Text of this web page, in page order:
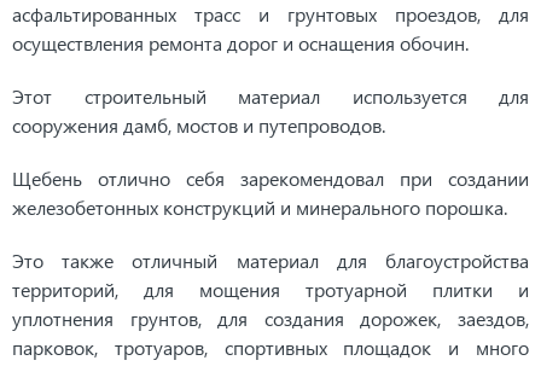
асфальтированных трасс и грунтовых проездов, для
осуществления ремонта дорог и оснащения обочин.
Этот строительный материал используется для
сооружения дамб, мостов и путепроводов.
Щебень отлично себя зарекомендовал при создании
железобетонных конструкций и минерального порошка.
Это также отличный материал для благоустройства
территорий, для мощения тротуарной плитки и
уплотнения грунтов, для создания дорожек, заездов,
парковок, тротуаров, спортивных площадок и много